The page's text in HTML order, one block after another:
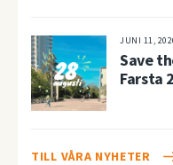
JUNI 11,
Save
Farsta
TILL VÅRA NYHETER